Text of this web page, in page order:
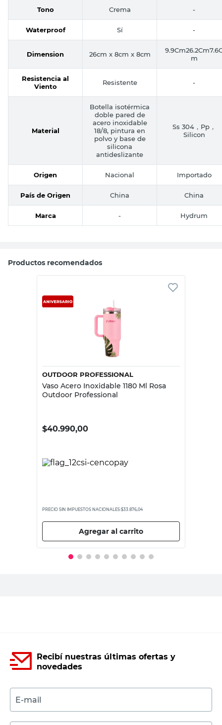
Tono Crema -
Waterproof Sí -
Dimension 26cm x 8cm x 8cm
m
Resistencia al
Viento
Resistente -
Material
Botella isotérmica
doble pared de
acero inoxidable
18/8, pintura en
polvo y base de
silicona
antideslizante
Ss 304，Pp，
Silicon
Origen Nacional Importado
País de Origen China China
Marca - Hydrum
Productos recomendados
OUTDOOR PROFESSIONAL
Vaso Acero Inoxidable 1180 Ml Rosa
Outdoor Professional
$40.990,00
PRECIO SIN IMPUESTOS NACIONALES:$33.876,04
Agregar al carrito
Recibí nuestras últimas ofertas y
novedades
E-mail